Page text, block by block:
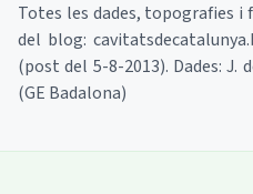
Totes les dades, topografies
del blog:
(post del 5-8-2013). Dades: J.
(GE Badalona)